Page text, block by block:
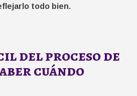
todo bien.
del proceso de
cuándo